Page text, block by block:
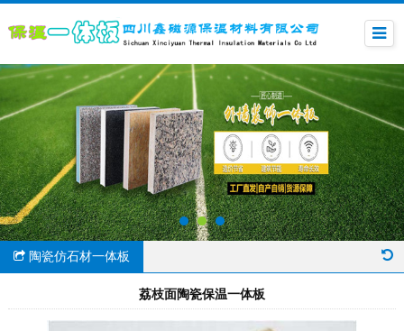
陶瓷仿石材一体板
荔枝面陶瓷保温一体板